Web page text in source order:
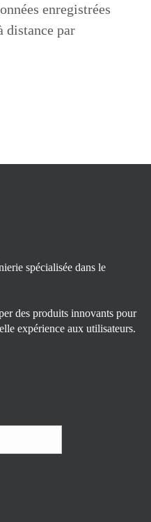
enregistrées
distance par
spécialisée dans le
des produits innovants pour
expérience aux utilisateurs.